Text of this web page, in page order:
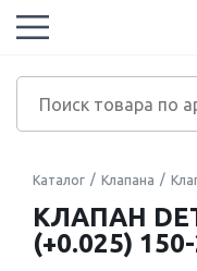
Каталог Клапана
КЛАПАН
(+0.025)